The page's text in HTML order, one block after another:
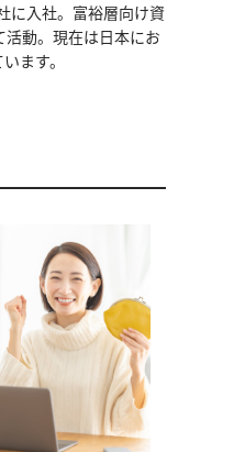
に入社。富裕層向け資
動。現在は日本にお
ます。